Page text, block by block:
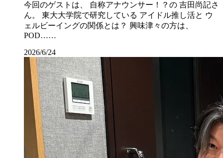
今回のゲストは、 自称アナウンサー！？の 吉田尚記さ
ん。 東大大学院で研究している アイドル推し活と ウ
ェルビーイングの関係とは？ 興味津々の方は、
POD……
2026/6/24